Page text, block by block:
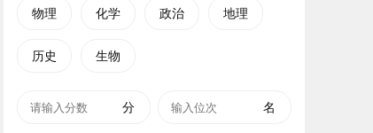
物理 化学 政治 地理
历史 生物
分 名